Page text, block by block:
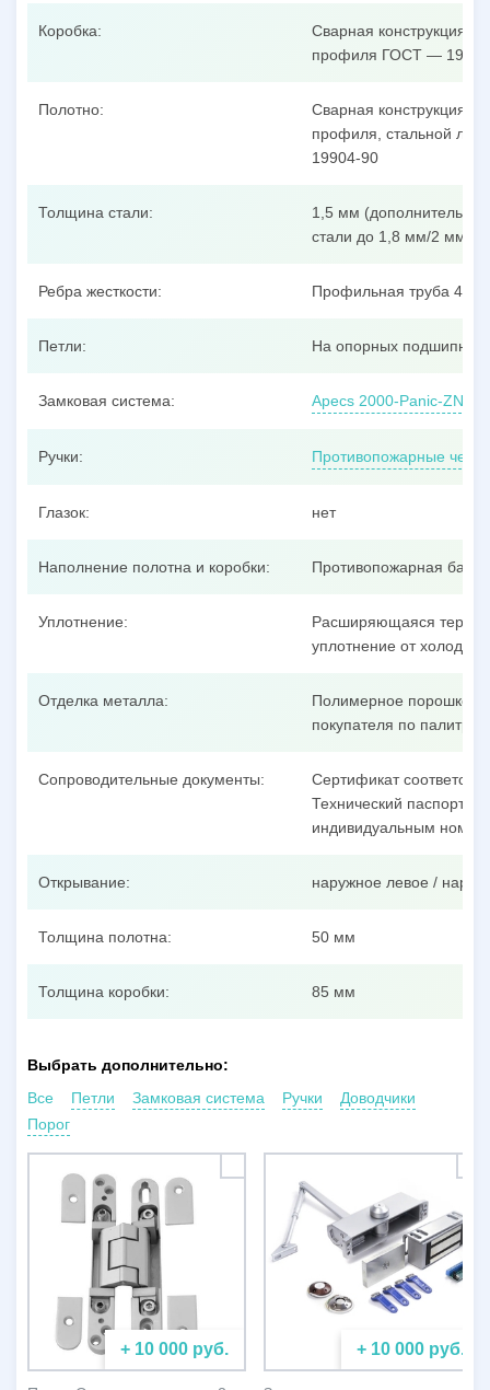
Коробка:
Сварная конструкция из
профиля ГОСТ —
Полотно:
Сварная конструкция из
профиля, стальной
19904-90
Толщина стали:
1,5 мм
стали до 1,8 мм/2 мм/3
Ребра жесткости: Профильная труба
Петли: На опорных
Замковая система: Apecs 2000-Panic-ZN,
Ручки: Противопожарные
Глазок: нет
Наполнение полотна и коробки: Противопожарная
Уплотнение:
Расширяющаяся
уплотнение от
Отделка металла:
Полимерное
покупателя по палитре
Сопроводительные документы:
Сертификат
Технический паспорт
индивидуальным
Открывание: наружное левое /
Толщина полотна: 50 мм
Толщина коробки: 85 мм
Выбрать дополнительно:
Все
Петли Замковая система Ручки
Доводчики
Порог
+ 10 000 руб. + 10 000 руб.